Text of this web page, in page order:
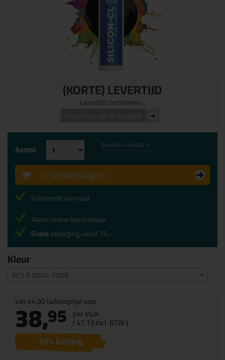
(KORTE) LEVERTIJD
Levertijd controleren...
Kleur
NCS S 3040- Y80R
van44,90(adviesprijs) voor
38,95 per stuk
(47,13incl. BTW )
13% korting
Aantal bereken aantal >
In winkelwagen
Voldoende voorraad
Alleen online beschikbaar
Gratisbezorging vanaf 75,-